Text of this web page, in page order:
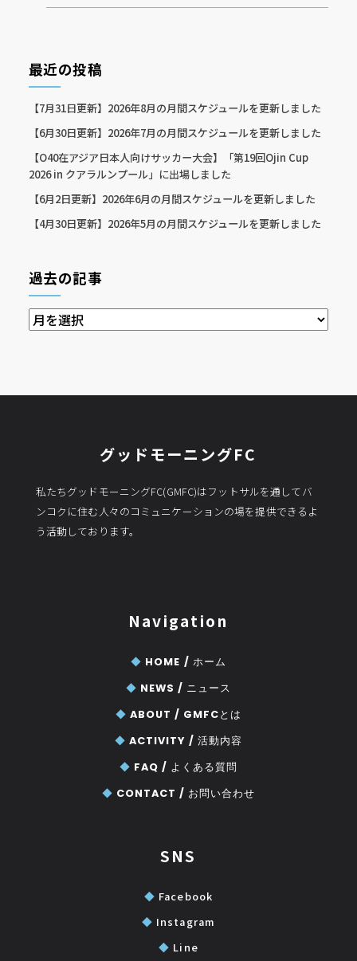
最近の投稿
【7月31日更新】2026年8月の月間スケジュールを更新しました
【6月30日更新】2026年7月の月間スケジュールを更新しました
【O40在アジア日本人向けサッカー大会】「第19回Ojin Cup
2026 in クアラルンプール」に出場しました
【6月2日更新】2026年6月の月間スケジュールを更新しました
【4月30日更新】2026年5月の月間スケジュールを更新しました
過去の記事
過
去
事
グッドモーニングFC
私たちグッドモーニングFC(GMFC)はフットサルを通してバ
ンコクに住む人々のコミュニケーションの場を提供できるよ
う活動しております。
Navigation
◆ HOME / ホーム
◆ NEWS / ニュース
◆ ABOUT / GMFCとは
◆ ACTIVITY / 活動内容
◆ FAQ / よくある質問
◆ CONTACT / お問い合わせ
SNS
◆ Facebook
◆ Instagram
◆ Line